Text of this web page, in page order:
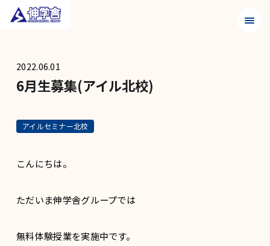
メニ
2022.06.01
6月生募集(アイル北校)
アイルセミナー北校
こんにちは。
ただいま伸学舎グループでは
無料体験授業を実施中です。